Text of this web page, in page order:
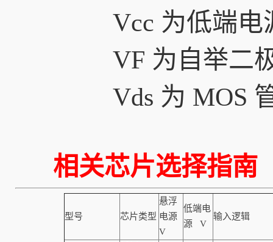
Vcc 为低端电
VF 为自举二
Vds 为 MOS
相关芯片选择指南
型号 芯片类型
悬浮
电源
V
低端电
源 V
输入逻辑